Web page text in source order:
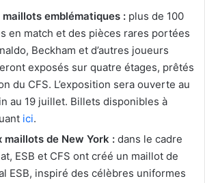
maillots emblématiques : plus de 100
en match et des pièces rares portées
Beckham et d’autres joueurs
exposés sur quatre étages, prêtés
du CFS. L’exposition sera ouverte au
au 19 juillet. Billets disponibles à
ici.
maillots de New York : dans le cadre
ESB et CFS ont créé un maillot de
ESB, inspiré des célèbres uniformes